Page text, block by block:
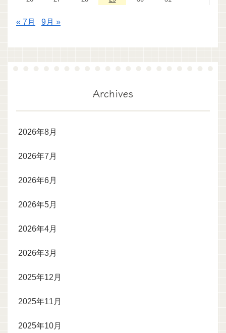
« 7月 9月 »
Archives
2026年8月
2026年7月
2026年6月
2026年5月
2026年4月
2026年3月
2025年12月
2025年11月
2025年10月